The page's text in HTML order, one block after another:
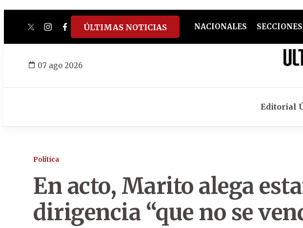
twitterinstagram
facebook
tiktokyoutube
spotify
ÚLTIMAS NOTICIAS NACIONALES SECCIONES
07 ago 2026
Editorial
Política
En acto, Marito alega
dirigencia “que no se